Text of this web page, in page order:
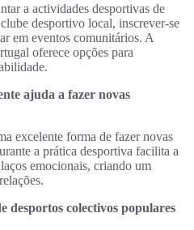
a actividades desportivas de
desportivo local, inscrever-se
em eventos comunitários. A
oferece opções para
ajuda a fazer novas
excelente forma de fazer novas
a prática desportiva facilita a
emocionais, criando um
desportos colectivos populares